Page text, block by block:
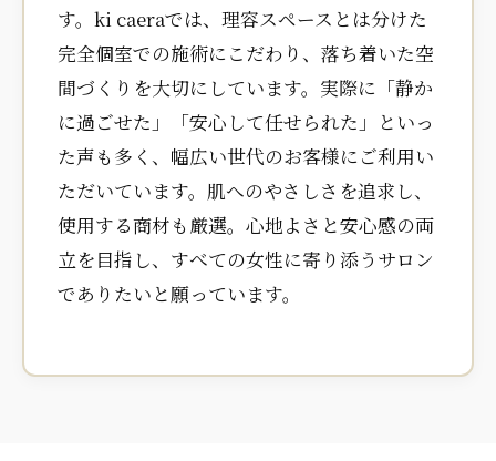
す。ki caeraでは、理容スペースとは分けた
完全個室での施術にこだわり、落ち着いた空
間づくりを大切にしています。実際に「静か
に過ごせた」「安心して任せられた」といっ
た声も多く、幅広い世代のお客様にご利用い
ただいています。肌へのやさしさを追求し、
使用する商材も厳選。心地よさと安心感の両
立を目指し、すべての女性に寄り添うサロン
でありたいと願っています。